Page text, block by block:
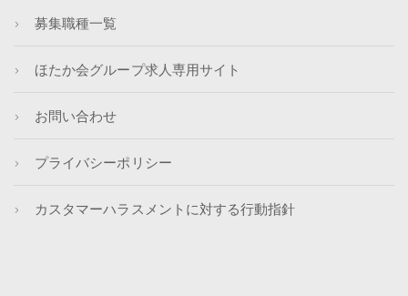
募集職種一覧
ほたか会グループ求人専用サイト
お問い合わせ
プライバシーポリシー
カスタマーハラスメントに対する行動指針